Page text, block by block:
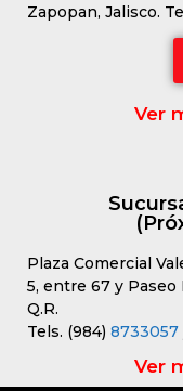
Zapopan, Jalisco.
Ver
Plaza Comercial
5, entre 67 y Paseo
Q.R.
Tels. (984) 8733057
Ver